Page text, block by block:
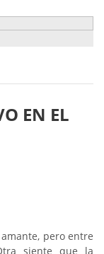
EN EL
pero entre
siente que la